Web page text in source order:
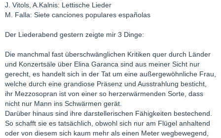
J. Vitols, A.Kalnis: Lettische Lieder
M. Falla: Siete canciones populares españolas
Der Liederabend gestern zeigte mir 3 Dinge:
Die manchmal fast überschwänglichen Kritiken quer durch Länder
und Konzertsäle über Elina Garanca sind aus meiner Sicht nur
gerecht, es handelt sich in der Tat um eine außergewöhnliche Frau,
welche durch eine grandiose Präsenz und Ausstrahlung besticht,
ihr Mezzosopran ist von einer so herzerwärmenden Sorte, dass
nicht nur Mann ins Schwärmen gerät.
Darüber hinaus sind ihre darstellerischen Fähigkeiten bestechend.
So schafft sie es tatsächlich, obwohl sich nur am Flügel anhaltend
oder von diesem sich kaum mehr als einen Meter wegbewegend,